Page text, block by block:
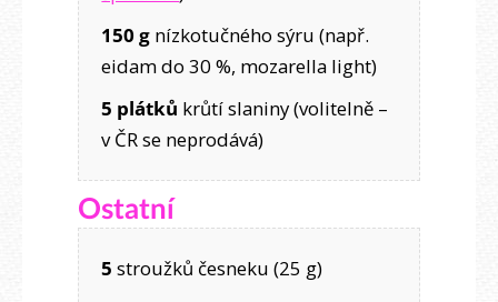
150 g nízkotučného sýru (např.
eidam do 30 %, mozarella light)
5 plátků krůtí slaniny (volitelně –
v ČR se neprodává)
Ostatní
5 stroužků česneku (25 g)